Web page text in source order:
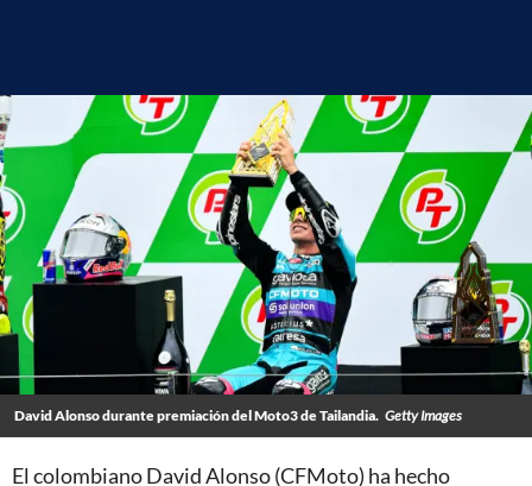
David Alonso durante premiación del Moto3 de Tailandia. Getty Images
El colombiano David Alonso (CFMoto) ha hecho